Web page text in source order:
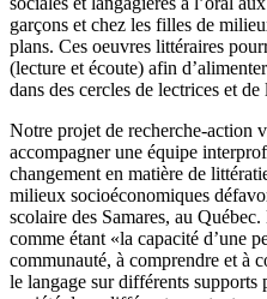
garçons et chez les filles de
plans. Ces oeuvres littéraires
(lecture et écoute) afin
dans des cercles de lectrices et de
Notre projet de recherche-action
accompagner une équipe
changement en matière de
milieux socioéconomiques
scolaire des Samares, au
comme étant «la capacité d’une
communauté, à comprendre et à
le langage sur différents